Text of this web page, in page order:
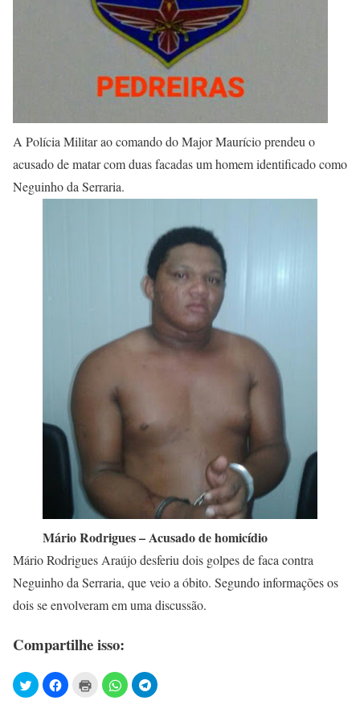
A Polícia Militar ao comando do Major Maurício prendeu o
acusado de matar com duas facadas um homem identificado como
Neguinho da Serraria.
Mário Rodrigues – Acusado de homicídio
Mário Rodrigues Araújo desferiu dois golpes de faca contra
Neguinho da Serraria, que veio a óbito. Segundo informações os
dois se envolveram em uma discussão.
Compartilhe isso: